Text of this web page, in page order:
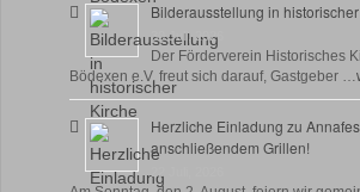
Bilderausstellung in
30 Juli, 2026
Der Förderverein Historisches
Bödexen e.V. freut sich darauf, Gastgeber …
Herzliche Einladung zu
anschließendem Grillen!